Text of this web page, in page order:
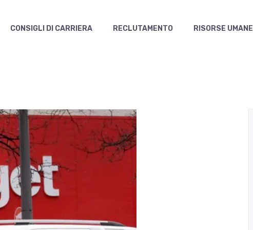
CONSIGLI DI CARRIERA RECLUTAMENTO RISORSE UMANE